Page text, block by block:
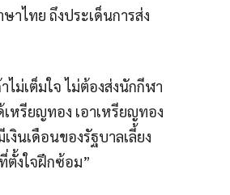
ไทย ถึงประเด็นการส่ง
ม่เต็มใจ ไม่ต้องส่งนักกีฬา
หรียญทอง เอาเหรียญทอง
งินเดือนของรัฐบาลเลี้ยง
ตั้งใจฝึกซ้อม”